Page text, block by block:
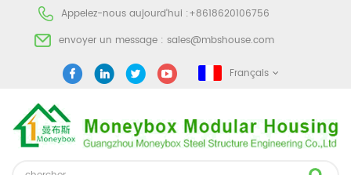
Appelez-nous aujourd'hui :+8618620106756
envoyer un message : sales@mbshouse.com
Français